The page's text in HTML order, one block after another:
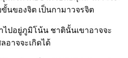
นของจิต เป็นกามาวจรจิต
ปอยู่ภูมิโน้น ชาตินั้นเขาอาจจะ
อาจจะเกิดได้